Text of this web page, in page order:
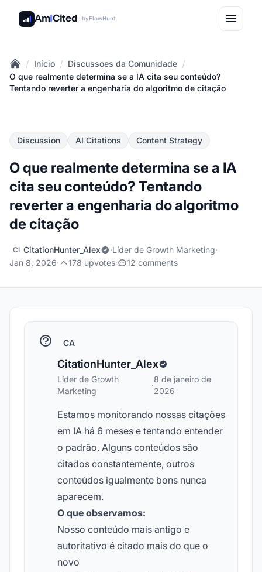
AmICited byFlowHunt
Home
/ Início / Discussoes da Comunidade /
O que realmente determina se a IA cita seu conteúdo?
Tentando reverter a engenharia do algoritmo de citação
Discussion AI Citations Content Strategy
O que realmente determina se a IA
cita seu conteúdo? Tentando
reverter a engenharia do algoritmo
de citação
CI CitationHunter_Alex ·Líder de Growth Marketing·
Jan 8, 2026· 178 upvotes· 12 comments
CA
CitationHunter_Alex
Líder de Growth
Marketing
·
8 de janeiro de
2026
Estamos monitorando nossas citações
em IA há 6 meses e tentando entender
o padrão. Alguns conteúdos são
citados constantemente, outros
conteúdos igualmente bons nunca
aparecem.
O que observamos:
Nosso conteúdo mais antigo e
autoritativo é citado mais do que o
novo